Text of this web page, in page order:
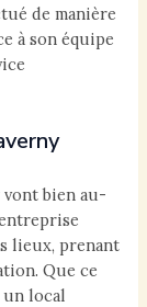
de manière
à son équipe
vont bien au-
lieux, prenant
Que ce
local